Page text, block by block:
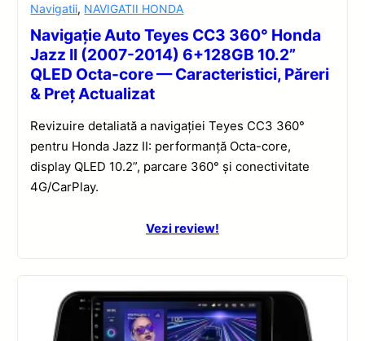
Navigatii, NAVIGATII HONDA
Navigație Auto Teyes CC3 360° Honda
Jazz II (2007-2014) 6+128GB 10.2”
QLED Octa-core — Caracteristici, Păreri
& Preț Actualizat
Revizuire detaliată a navigației Teyes CC3 360°
pentru Honda Jazz II: performanță Octa-core,
display QLED 10.2”, parcare 360° și conectivitate
4G/CarPlay.
Vezi review!